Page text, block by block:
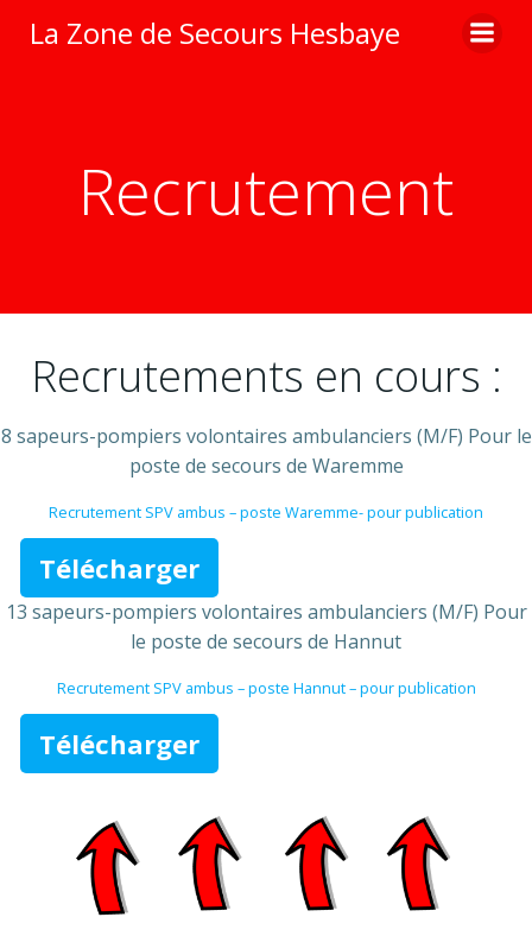
au
La Zone de Secours Hesbaye
Recrutement
Recrutements en cours :
8 sapeurs-pompiers volontaires ambulanciers (M/F) Pour le
poste de secours de Waremme
Recrutement SPV ambus – poste Waremme- pour publication
Télécharger
13 sapeurs-pompiers volontaires ambulanciers (M/F) Pour
le poste de secours de Hannut
Recrutement SPV ambus – poste Hannut – pour publication
Télécharger